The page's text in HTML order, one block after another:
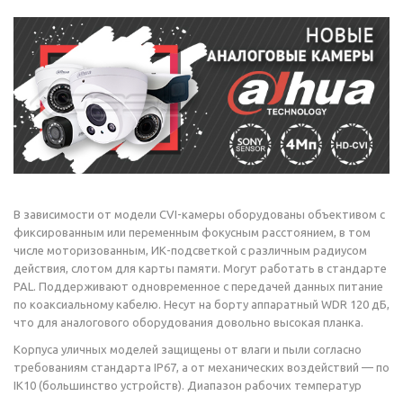
В зависимости от модели CVI-камеры оборудованы объективом с
фиксированным или переменным фокусным расстоянием, в том
числе моторизованным, ИК-подсветкой с различным радиусом
действия, слотом для карты памяти. Могут работать в стандарте
PAL. Поддерживают одновременное с передачей данных питание
по коаксиальному кабелю. Несут на борту аппаратный WDR 120 дБ,
что для аналогового оборудования довольно высокая планка.
Корпуса уличных моделей защищены от влаги и пыли согласно
требованиям стандарта IP67, а от механических воздействий — по
IK10 (большинство устройств). Диапазон рабочих температур